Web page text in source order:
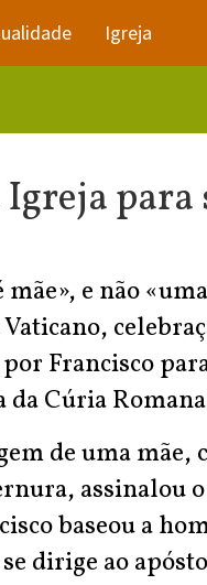
Igreja
Igreja
e não
Francisco
Cúria
de uma mãe,
assinalou
baseou a
dirige ao